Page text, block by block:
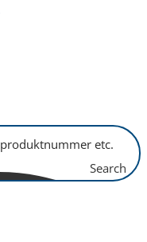
Search